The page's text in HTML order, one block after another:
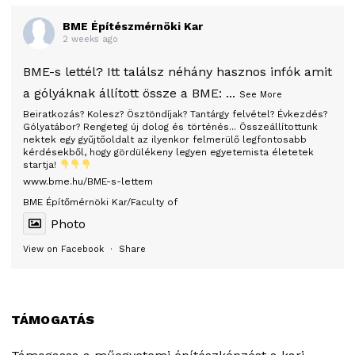
BME Építészmérnöki Kar
2 weeks ago
BME-s lettél? Itt találsz néhány hasznos infók amit
a gólyáknak állított össze a BME:
Beiratkozás? Kolesz? Ösztöndíjak? Tantárgy felvétel? Évkezdés?
Gólyatábor? Rengeteg új dolog és történés... Összeállítottunk
nektek egy gyűjtőoldalt az ilyenkor felmerülő legfontosabb
kérdésekből, hogy gördülékeny legyen egyetemista életetek
startja!
www.bme.hu/BME-s-lettem
BME Építőmérnöki Kar/Faculty of
... See More
Photo
View on Facebook · Share
TÁMOGATÁS